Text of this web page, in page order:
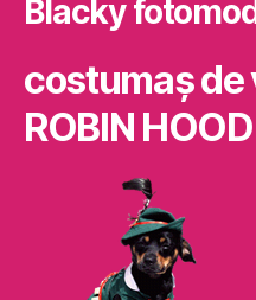
Blacky
costumaş de
ROBIN HOOD